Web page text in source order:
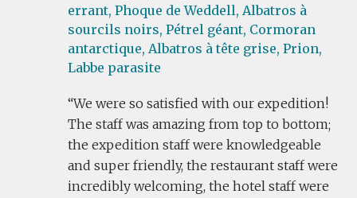
errant, Phoque de Weddell, Albatros à
sourcils noirs, Pétrel géant, Cormoran
antarctique, Albatros à tête grise, Prion,
Labbe parasite
We were so satisfied with our expedition!
The staff was amazing from top to bottom;
the expedition staff were knowledgeable
and super friendly, the restaurant staff were
incredibly welcoming, the hotel staff were